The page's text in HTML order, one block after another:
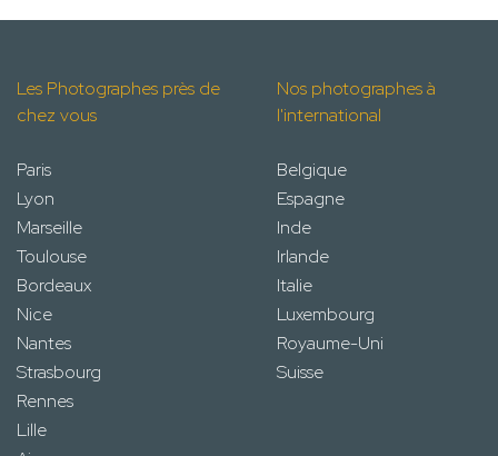
Les Photographes près de
chez vous
Paris
Lyon
Marseille
Toulouse
Bordeaux
Nice
Nantes
Strasbourg
Rennes
Lille
Nos photographes à
l'international
Belgique
Espagne
Inde
Irlande
Italie
Luxembourg
Royaume-Uni
Suisse